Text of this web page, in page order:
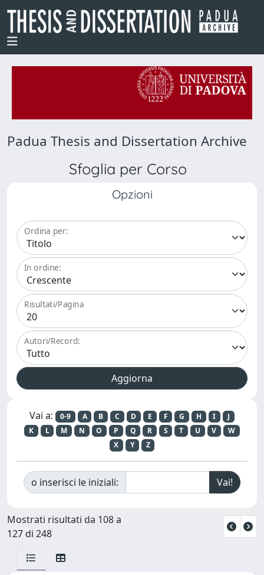
Padua Thesis and Dissertation Archive
Sfoglia per Corso
Opzioni
Ordina per:
In ordine:
Risultati/Pagina
Autori/Record:
Vai a: 0-9 A B C D E F G H I
J
K
L M N O P Q R S T U V
W
X
Y Z
o inserisci le iniziali:
Mostrati risultati da 108 a
127 di 248